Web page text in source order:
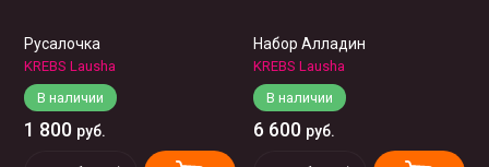
Русалочка
KREBS Lausha
В наличии
1 800 руб.
Набор Алладин
KREBS Lausha
В наличии
6 600 руб.